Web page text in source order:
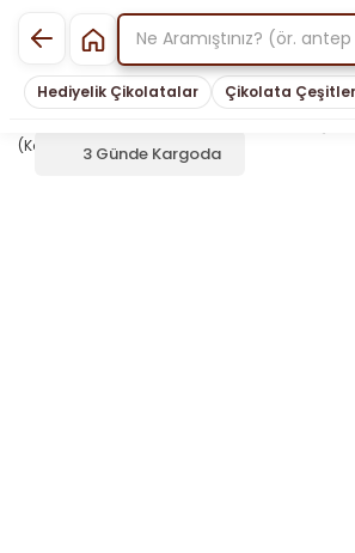
Hediyelik Çikolatalar Çikolata
3 Günde Kargoda